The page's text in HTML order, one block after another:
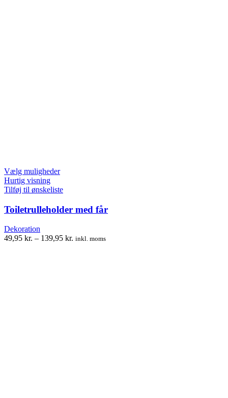
Vælg mulighederDette
har
varianter.
Mulighederne
vælges
Hurtig visning
Tilføj til ønskeliste
Toiletrulleholder med får
Dekoration
49,95 kr. – 139,95 kr. Prisinterval:
inkl. moms